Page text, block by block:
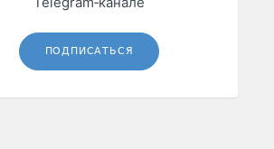
ПОДПИСАТЬСЯ